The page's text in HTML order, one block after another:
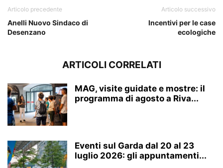
Articolo precedente
Anelli Nuovo Sindaco di
Desenzano
Articolo successivo
Incentivi per le case
ecologiche
ARTICOLI CORRELATI
MAG, visite guidate e mostre: il
programma di agosto a Riva...
Eventi sul Garda dal 20 al 23
luglio 2026: gli appuntamenti...